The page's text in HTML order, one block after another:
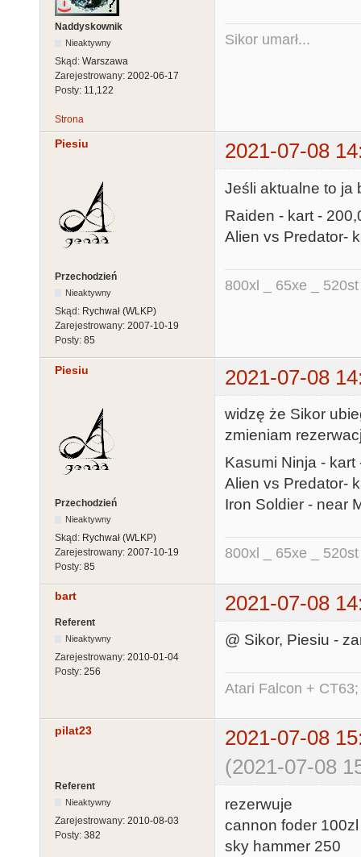
Naddyskownik
Nieaktywny
Skąd: Warszawa
Zarejestrowany: 2002-06-17
Posty: 11,122
Sikor umarł...
Strona
Piesiu 2021-07-08
Przechodzień
Nieaktywny
Skąd: Rychwał (WLKP)
Zarejestrowany: 2007-10-19
Posty: 85
Jeśli aktualne to ja
Raiden - kart -
Alien vs Predator-
800xl _ 65xe _
Piesiu 2021-07-08
Przechodzień
Nieaktywny
Skąd: Rychwał (WLKP)
Zarejestrowany: 2007-10-19
Posty: 85
widzę że Sikor
zmieniam
Kasumi Ninja - kart
Alien vs Predator-
Iron Soldier - near
800xl _ 65xe _
bart 2021-07-08
Referent
Nieaktywny
Zarejestrowany: 2010-01-04
Posty: 256
@ Sikor, Piesiu -
Atari Falcon +
pilat23
2021-07-08
(2021-07-08
Referent
Nieaktywny
Zarejestrowany: 2010-08-03
Posty: 382
rezerwuje
cannon foder 100zl
sky hammer 250